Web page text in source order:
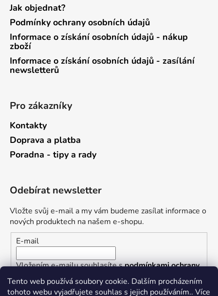
Tento web používá soubory cookie. Dalším procházením
tohoto webu vyjadřujete souhlas s jejich používáním.. Více
Jak objednat?
Podmínky ochrany osobních údajů
Informace o získání osobních údajů - nákup
zboží
Informace o získání osobních údajů - zasílání
newsletterů
Pro zákazníky
Kontakty
Doprava a platba
Poradna - tipy a rady
Odebírat newsletter
Vložte svůj e-mail a my vám budeme zasílat informace o
nových produktech na našem e-shopu.
E-mail
Vložením e-mailu souhlasíte spodmínkami ochrany
osobních údajů